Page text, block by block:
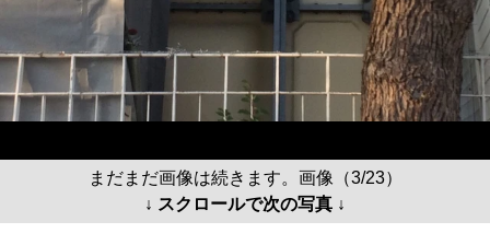
まだまだ画像は続きます。画像（3/23）
↓ スクロールで次の写真 ↓